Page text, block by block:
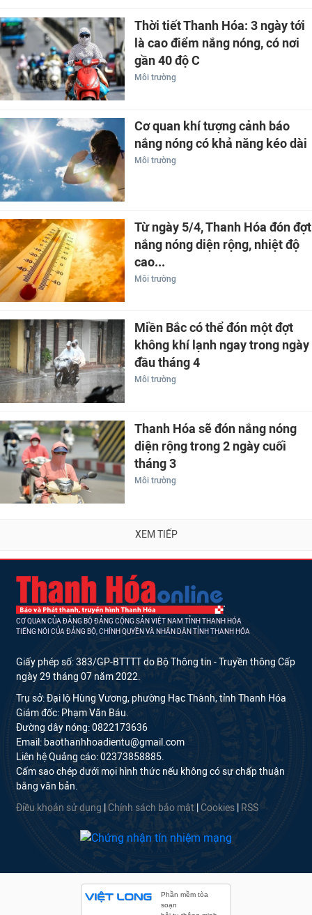
Thời tiết Thanh Hóa: 3 ngày tới
là cao điểm nắng nóng, có nơi
gần 40 độ C
Môi trường
Cơ quan khí tượng cảnh báo
nắng nóng có khả năng kéo dài
Môi trường
Từ ngày 5/4, Thanh Hóa đón đợt
nắng nóng diện rộng, nhiệt độ
cao...
Môi trường
Miền Bắc có thể đón một đợt
không khí lạnh ngay trong ngày
đầu tháng 4
Môi trường
Thanh Hóa sẽ đón nắng nóng
diện rộng trong 2 ngày cuối
tháng 3
Môi trường
XEM TIẾP
CƠ QUAN CỦA ĐẢNG BỘ ĐẢNG CỘNG SẢN VIỆT NAM TỈNH THANH HÓA
TIẾNG NÓI CỦA ĐẢNG BỘ, CHÍNH QUYỀN VÀ NHÂN DÂN TỈNH THANH HÓA
Giấy phép số: 383/GP-BTTTT do Bộ Thông tin - Truyền thông Cấp
ngày 29 tháng 07 năm 2022.
Trụ sở: Đại lộ Hùng Vương, phường Hạc Thành, tỉnh Thanh Hóa
Giám đốc: Phạm Văn Báu.
Đường dây nóng: 0822173636
Email: baothanhhoadientu@gmail.com
Liên hệ Quảng cáo: 02373858885.
Cấm sao chép dưới mọi hình thức nếu không có sự chấp thuận
bằng văn bản.
Điều khoản sử dụng Chính sách bảo mật Cookies RSS
Phần mềm tòa
soạn